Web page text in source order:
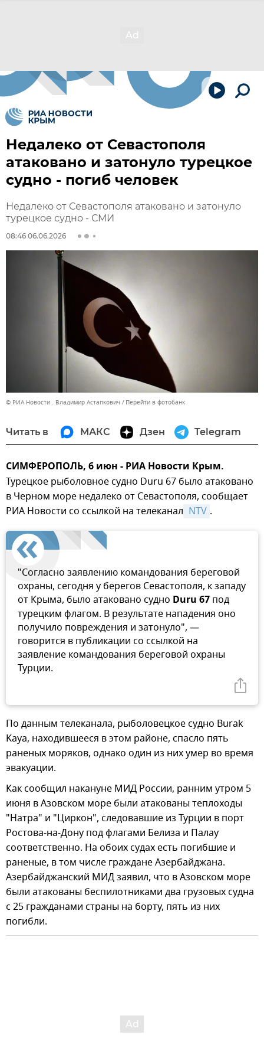
Недалеко от Севастополя
атаковано и затонуло турецкое
судно - погиб человек
Недалеко от Севастополя атаковано и затонуло
турецкое судно - СМИ
08:46 06.06.2026
© РИА Новости . Владимир Астапкович Перейти в фотобанк
Читать в МАКС Дзен Telegram
СИМФЕРОПОЛЬ, 6 июн - РИА Новости Крым.
Турецкое рыболовное судно Duru 67 было атаковано
в Черном море недалеко от Севастополя, сообщает
РИА Новости со ссылкой на телеканал NTV .
"Согласно заявлению командования береговой
охраны, сегодня у берегов Севастополя, к западу
от Крыма, было атаковано судно Duru 67 под
турецким флагом. В результате нападения оно
получило повреждения и затонуло", —
говорится в публикации со ссылкой на
заявление командования береговой охраны
Турции.
По данным телеканала, рыболовецкое судно Burak
Kaya, находившееся в этом районе, спасло пять
раненых моряков, однако один из них умер во время
эвакуации.
Как сообщил накануне МИД России, ранним утром 5
июня в Азовском море были атакованы теплоходы
"Натра" и "Циркон", следовавшие из Турции в порт
Ростова-на-Дону под флагами Белиза и Палау
соответственно. На обоих судах есть погибшие и
раненые, в том числе граждане Азербайджана.
Азербайджанский МИД заявил, что в Азовском море
были атакованы беспилотниками два грузовых судна
с 25 гражданами страны на борту, пять из них
погибли.